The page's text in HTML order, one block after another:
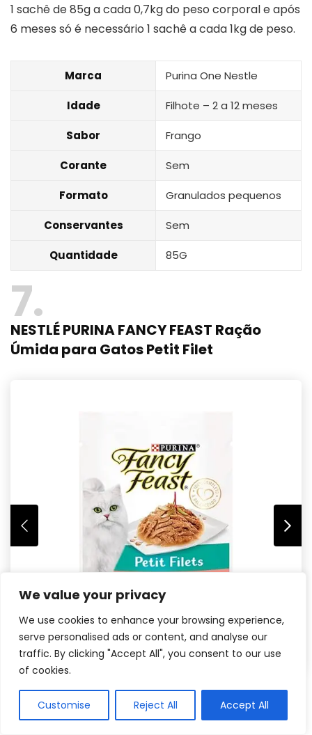
We value your privacy
We use cookies to enhance your browsing experience,
serve personalised ads or content, and analyse our
traffic. By clicking "Accept All", you consent to our use
of cookies.
Customise Reject All Accept All
1 sachê de 85g a cada 0,7kg do peso corporal e após
6 meses só é necessário 1 sachê a cada 1kg de peso.
Marca Purina One Nestle
Idade Filhote – 2 a 12 meses
Sabor Frango
Corante Sem
Formato Granulados pequenos
Conservantes Sem
Quantidade 85G
7
NESTLÉ PURINA FANCY FEAST Ração
Úmida para Gatos Petit Filet